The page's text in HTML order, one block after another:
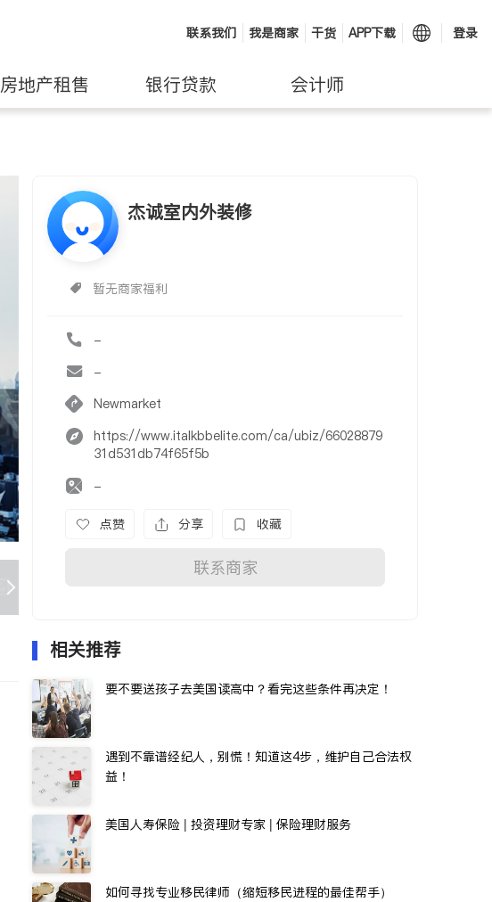
联系我们 我是商家 干货 APP下载 登录
房地产租售 银行贷款 会计师
杰诚室内外装修
暂无商家福利
-
-
Newmarket
https://www.italkbbelite.com/ca/ubiz/66028879
31d531db74f65f5b
-
点赞 分享 收藏
联系商家
相关推荐
要不要送孩子去美国读高中？看完这些条件再决定！
遇到不靠谱经纪人，别慌！知道这4步，维护自己合法权
益！
美国人寿保险 | 投资理财专家 | 保险理财服务
如何寻找专业移民律师（缩短移民进程的最佳帮手）